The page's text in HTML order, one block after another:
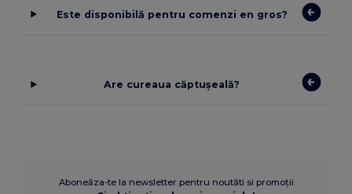
Este disponibilă pentru comenzi en gros?
Are cureaua căptușeală?
Aboneăza-te la newsletter pentru noutăti si promoții